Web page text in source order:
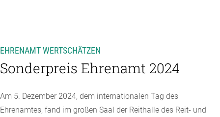
EHRENAMT WERTSCHÄTZEN
Sonderpreis Ehrenamt 2024
Am 5. Dezember 2024, dem internationalen Tag des
Ehrenamtes, fand im großen Saal der Reithalle des Reit- und